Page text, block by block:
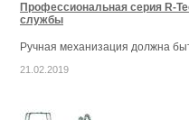
Профессиональная серия R-
службы
Ручная механизация должна
21.02.2019